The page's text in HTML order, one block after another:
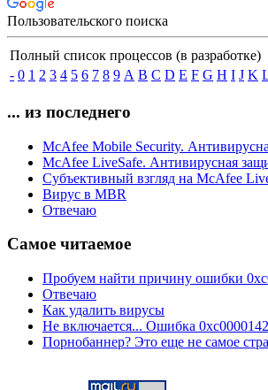
Пользовательского поиска
Полный список процессов (в разработке)
- 0 1 2 3 4 5 6 7 8 9 A B C D E F G H I J K
... из последнего
McAfee Mobile Security.
McAfee LiveSafe. Антивирусная
Субъективный взгляд на McAfee
Вирус в MBR
Отвечаю
Самое читаемое
Пробуем найти причину ошибки
Отвечаю
Как удалить вирусы
Не включается... Ошибка 0xc0000142
Порнобаннер? Это еще не самое